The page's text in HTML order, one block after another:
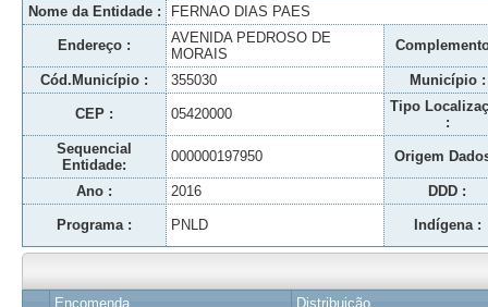
Nome da Entidade :
FERNAO DIAS PAES
Endereço :
AVENIDA PEDROSO DE
MORAIS
Cód.Município : 355030 Município :
CEP : 05420000
Tipo
:
Sequencial
Entidade:
000000197950 Origem
Ano : 2016 DDD :
Programa : PNLD Indígena :
Encomenda Distribuição